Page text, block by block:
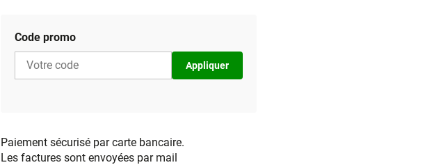
Code promo
Appliquer
Paiement sécurisé par carte bancaire.
Les factures sont envoyées par mail